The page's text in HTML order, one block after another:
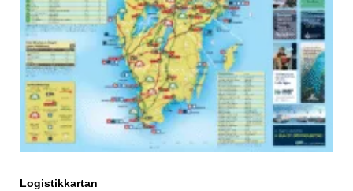
Logistikkartan